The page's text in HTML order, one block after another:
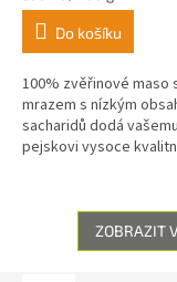
cena:
Do košíku
100% zvěřinové maso
mrazem s nízkým
sacharidů dodá vašemu
pejskovi vysoce
ZOBRAZIT